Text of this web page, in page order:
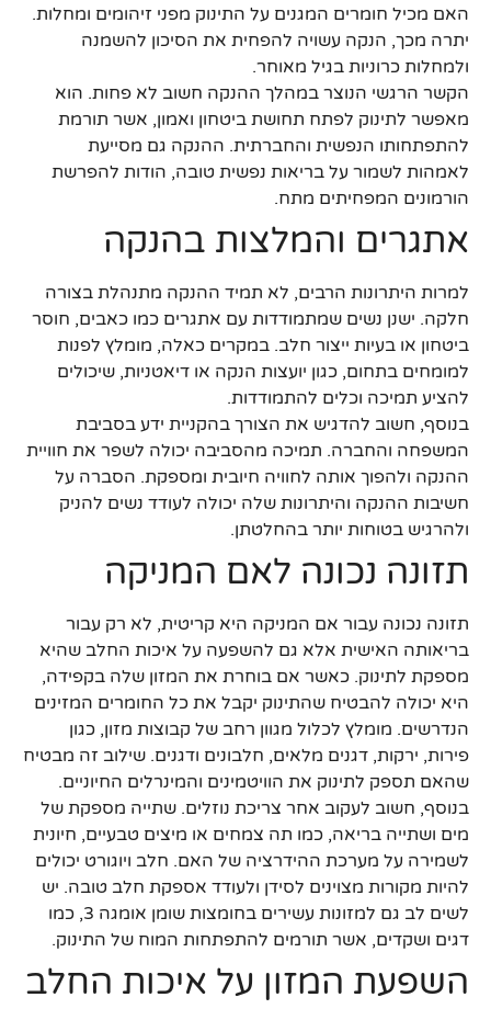
האם מכיל חומרים המגנים על התינוק מפני זיהומים ומחלות.
יתרה מכך, הנקה עשויה להפחית את הסיכון להשמנה
ולמחלות כרוניות בגיל מאוחר.
הקשר הרגשי הנוצר במהלך ההנקה חשוב לא פחות. הוא
מאפשר לתינוק לפתח תחושת ביטחון ואמון, אשר תורמת
להתפתחותו הנפשית והחברתית. ההנקה גם מסייעת
לאמהות לשמור על בריאות נפשית טובה, הודות להפרשת
הורמונים המפחיתים מתח.
אתגרים והמלצות בהנקה
למרות היתרונות הרבים, לא תמיד ההנקה מתנהלת בצורה
חלקה. ישנן נשים שמתמודדות עם אתגרים כמו כאבים, חוסר
ביטחון או בעיות ייצור חלב. במקרים כאלה, מומלץ לפנות
למומחים בתחום, כגון יועצות הנקה או דיאטניות, שיכולים
להציע תמיכה וכלים להתמודדות.
בנוסף, חשוב להדגיש את הצורך בהקניית ידע בסביבת
המשפחה והחברה. תמיכה מהסביבה יכולה לשפר את חוויית
ההנקה ולהפוך אותה לחוויה חיובית ומספקת. הסברה על
חשיבות ההנקה והיתרונות שלה יכולה לעודד נשים להניק
ולהרגיש בטוחות יותר בהחלטתן.
תזונה נכונה לאם המניקה
תזונה נכונה עבור אם המניקה היא קריטית, לא רק עבור
בריאותה האישית אלא גם להשפעה על איכות החלב שהיא
מספקת לתינוק. כאשר אם בוחרת את המזון שלה בקפידה,
היא יכולה להבטיח שהתינוק יקבל את כל החומרים המזינים
הנדרשים. מומלץ לכלול מגוון רחב של קבוצות מזון, כגון
פירות, ירקות, דגנים מלאים, חלבונים ודגנים. שילוב זה מבטיח
שהאם תספק לתינוק את הוויטמינים והמינרלים החיוניים.
בנוסף, חשוב לעקוב אחר צריכת נוזלים. שתייה מספקת של
מים ושתייה בריאה, כמו תה צמחים או מיצים טבעיים, חיונית
לשמירה על מערכת ההידרציה של האם. חלב ויוגורט יכולים
להיות מקורות מצוינים לסידן ולעודד אספקת חלב טובה. יש
לשים לב גם למזונות עשירים בחומצות שומן אומגה 3, כמו
דגים ושקדים, אשר תורמים להתפתחות המוח של התינוק.
השפעת המזון על איכות החלב